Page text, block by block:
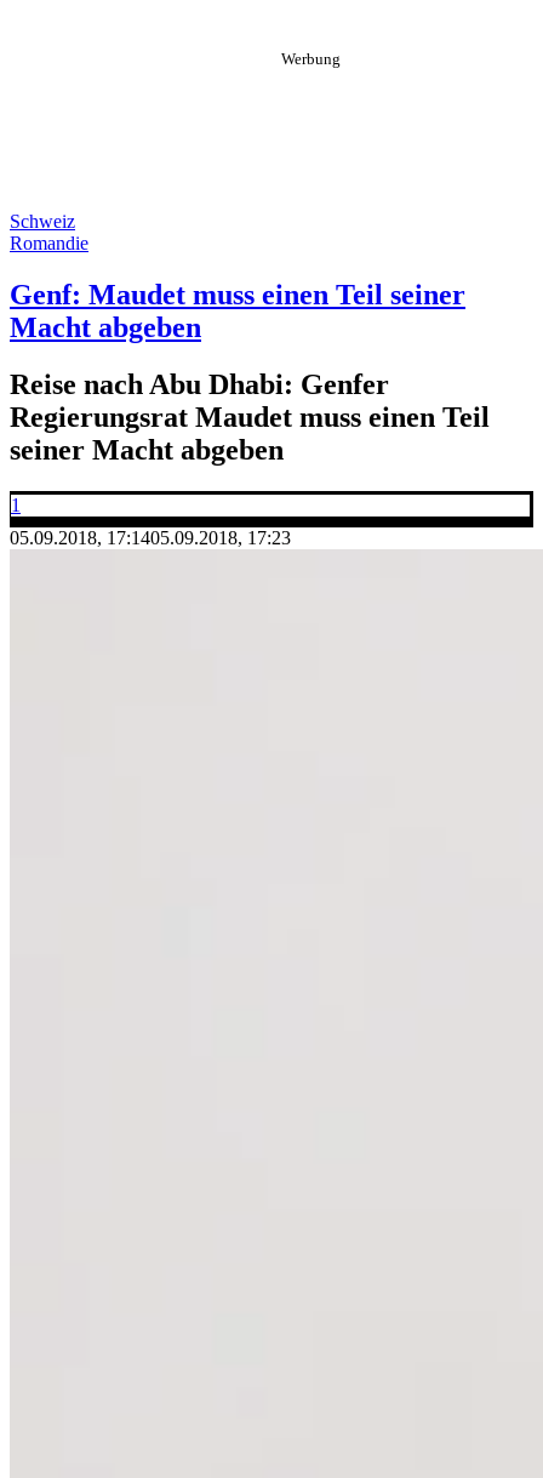
Schweiz
Romandie
Genf: Maudet muss einen Teil seiner
Macht abgeben
Reise nach Abu Dhabi: Genfer
Regierungsrat Maudet muss einen Teil
seiner Macht abgeben
1
05.09.2018, 17:1405.09.2018, 17:23